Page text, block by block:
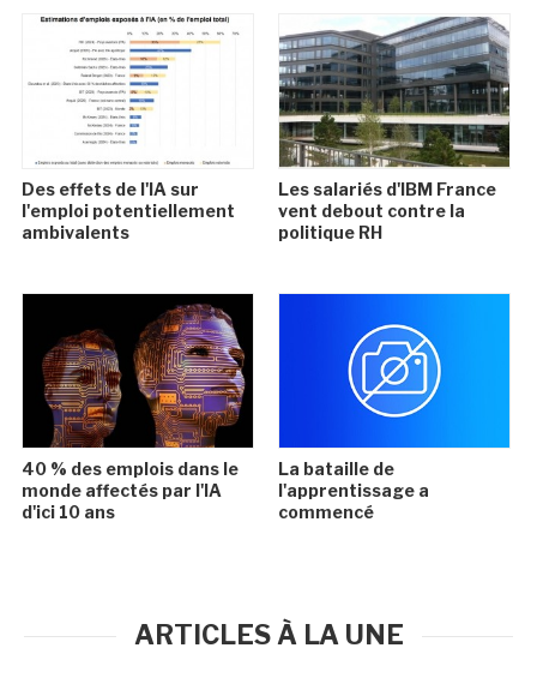
Des effets de l'IA sur
l'emploi potentiellement
ambivalents
Les salariés d'IBM France
vent debout contre la
politique RH
40 % des emplois dans le
monde affectés par l'IA
d'ici 10 ans
La bataille de
l'apprentissage a
commencé
ARTICLES À LA UNE